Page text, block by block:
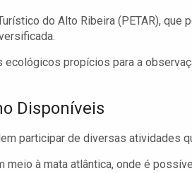
do Alto Ribeira (PETAR),
propícios para a
Disponíveis
participar de diversas atividades
meio à mata atlântica, onde é